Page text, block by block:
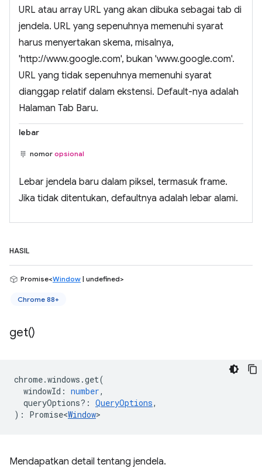
URL atau array URL yang akan dibuka sebagai tab di
jendela. URL yang sepenuhnya memenuhi syarat
harus menyertakan skema, misalnya,
'http://www.google.com', bukan 'www.google.com'.
URL yang tidak sepenuhnya memenuhi syarat
dianggap relatif dalam ekstensi. Default-nya adalah
Halaman Tab Baru.
lebar
nomor opsional
Lebar jendela baru dalam piksel, termasuk frame.
Jika tidak ditentukan, defaultnya adalah lebar alami.
HASIL
Promise<Window | undefined>
Chrome 88+
get()
chrome.windows .get(
windowId : number,
queryOptions? : QueryOptions,
) : Promise<Window>
Mendapatkan detail tentang jendela.